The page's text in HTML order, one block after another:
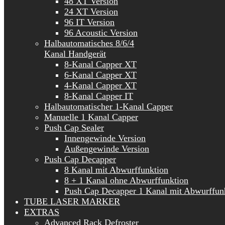
24 XT Version
96 IT Version
96 Acoustic Version
Halbautomatisches 8/6/4
Kanal Handgerät
8-Kanal Capper XT
6-Kanal Capper XT
4-Kanal Capper XT
8-Kanal Capper IT
Halbautomatischer 1-Kanal Capper
Manuelle 1 Kanal Capper
Push Cap Sealer
Innengewinde Version
Außengewinde Version
Push Cap Decapper
8 Kanal mit Abwurffunktion
8 + 1 Kanal ohne Abwurffunktion
Push Cap Decapper 1 Kanal mit
TUBE LASER MARKER
EXTRAS
Advanced Rack Defroster